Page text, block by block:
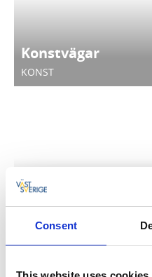
Consent
Konstvägar
KONST
Kulturhistoriska